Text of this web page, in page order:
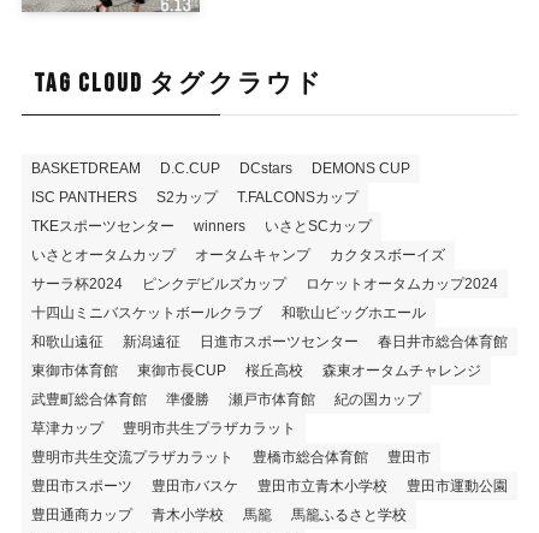
TAG CLOUD タグクラウド
BASKETDREAM D.C.CUP DCstars
DEMONS CUP
ISC PANTHERS
S2カップ
T.FALCONSカップ
TKEスポーツセンター
winners
いさとSCカップ
いさとオータムカップ
オータムキャンプ
カクタスボーイズ
サーラ杯2024
ピンクデビルズカップ
ロケットオータムカップ2024
十四山ミニバスケットボールクラブ
和歌山ビッグホエール
和歌山遠征
新潟遠征 日進市スポーツセンター
春日井市総合体育館
東御市体育館
東御市長CUP 桜丘高校
森東オータムチャレンジ
武豊町総合体育館
準優勝 瀬戸市体育館
紀の国カップ
草津カップ
豊明市共生プラザカラット
豊明市共生交流プラザカラット
豊橋市総合体育館
豊田市
豊田市スポーツ
豊田市バスケ 豊田市立青木小学校
豊田市運動公園
豊田通商カップ
青木小学校 馬籠
馬籠ふるさと学校